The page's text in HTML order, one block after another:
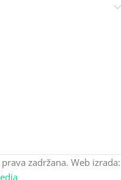
zadržana. Web izrada: